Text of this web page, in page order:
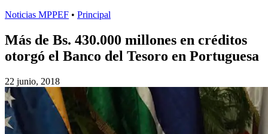
Noticias MPPEF • Principal
Más de Bs. 430.000 millones en créditos
otorgó el Banco del Tesoro en Portuguesa
22 junio, 2018